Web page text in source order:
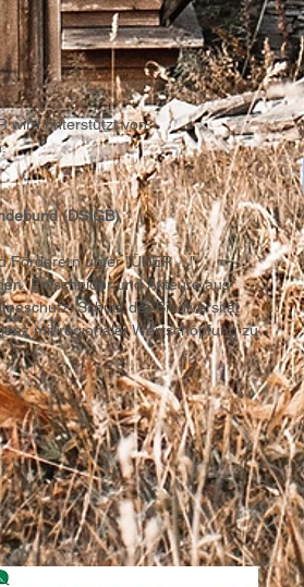
wird unterstützt von
(DStGB)
Förderern unter "ÜBER ...".
Entscheider und Akteure aus
Schutz der Biodiversität
mit regionaler Wertschöpfung zu